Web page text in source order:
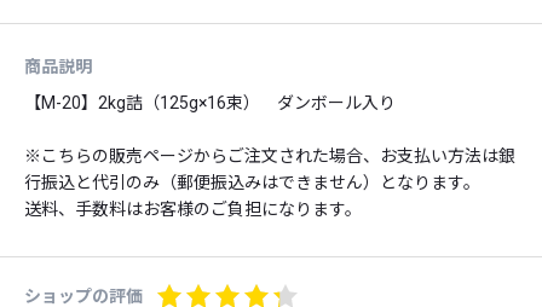
商品説明
【M-20】2kg詰（125g×16束）　ダンボール入り
※こちらの販売ページからご注文された場合、お支払い方法は銀
行振込と代引のみ（郵便振込みはできません）となります。
送料、手数料はお客様のご負担になります。
ショップの評価